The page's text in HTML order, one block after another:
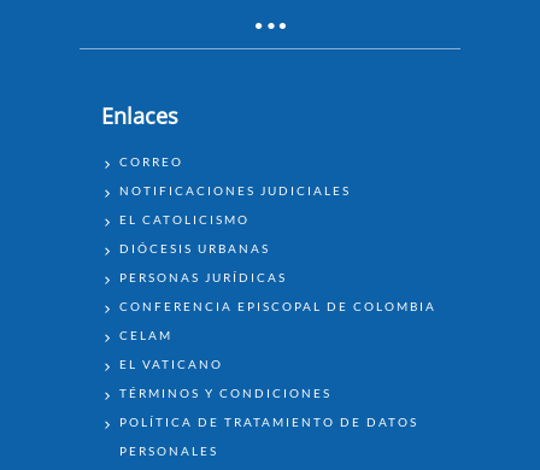
Enlaces
ENLACES
CORREO
NOTIFICACIONES JUDICIALES
EL CATOLICISMO
DIÓCESIS URBANAS
PERSONAS JURÍDICAS
CONFERENCIA EPISCOPAL DE COLOMBIA
CELAM
EL VATICANO
TÉRMINOS Y CONDICIONES
POLÍTICA DE TRATAMIENTO DE DATOS
PERSONALES